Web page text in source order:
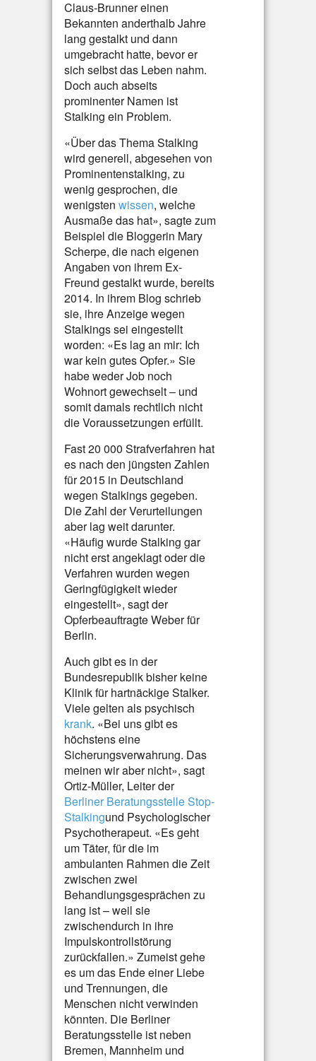
Claus-Brunner einen
Bekannten anderthalb Jahre
lang gestalkt und dann
umgebracht hatte, bevor er
sich selbst das Leben nahm.
Doch auch abseits
prominenter Namen ist
Stalking ein Problem.
«Über das Thema Stalking
wird generell, abgesehen von
Prominentenstalking, zu
wenig gesprochen, die
wenigsten wissen, welche
Ausmaße das hat», sagte zum
Beispiel die Bloggerin Mary
Scherpe, die nach eigenen
Angaben von ihrem Ex-
Freund gestalkt wurde, bereits
2014. In ihrem Blog schrieb
sie, ihre Anzeige wegen
Stalkings sei eingestellt
worden: «Es lag an mir: Ich
war kein gutes Opfer.» Sie
habe weder Job noch
Wohnort gewechselt – und
somit damals rechtlich nicht
die Voraussetzungen erfüllt.
Fast 20 000 Strafverfahren hat
es nach den jüngsten Zahlen
für 2015 in Deutschland
wegen Stalkings gegeben.
Die Zahl der Verurteilungen
aber lag weit darunter.
«Häufig wurde Stalking gar
nicht erst angeklagt oder die
Verfahren wurden wegen
Geringfügigkeit wieder
eingestellt», sagt der
Opferbeauftragte Weber für
Berlin.
Auch gibt es in der
Bundesrepublik bisher keine
Klinik für hartnäckige Stalker.
Viele gelten als psychisch
krank. «Bei uns gibt es
höchstens eine
Sicherungsverwahrung. Das
meinen wir aber nicht», sagt
Ortiz-Müller, Leiter der
Berliner Beratungsstelle Stop-
Stalkingund Psychologischer
Psychotherapeut. «Es geht
um Täter, für die im
ambulanten Rahmen die Zeit
zwischen zwei
Behandlungsgesprächen zu
lang ist – weil sie
zwischendurch in ihre
Impulskontrollstörung
zurückfallen.» Zumeist gehe
es um das Ende einer Liebe
und Trennungen, die
Menschen nicht verwinden
könnten. Die Berliner
Beratungsstelle ist neben
Bremen, Mannheim und